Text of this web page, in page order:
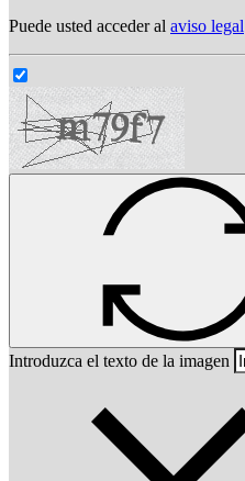
Puede usted acceder al aviso legal
Introduzca el texto de la imagen